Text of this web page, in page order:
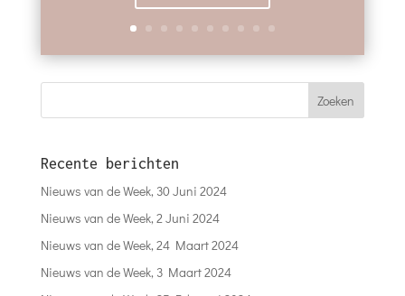
Recente berichten
Nieuws van de Week, 30 Juni 2024
Nieuws van de Week, 2 Juni 2024
Nieuws van de Week, 24 Maart 2024
Nieuws van de Week, 3 Maart 2024